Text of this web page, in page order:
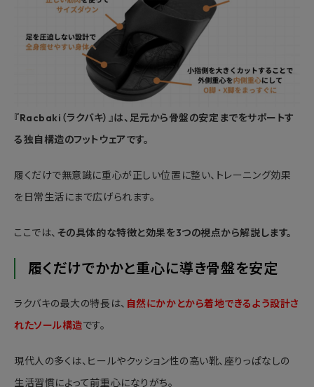
『Racbaki（ラクバキ）』は、足元から骨盤の安定までをサポートす
る独自構造のフットウェアです。
履くだけで無意識に重心が正しい位置に整い、トレーニング効果
を日常生活にまで広げられます。
ここでは、 その具体的な特徴と効果を3つの視点から解説します。
履くだけでかかと重心に導き骨盤を安定
ラクバキの最大の特長は、 自然にかかとから着地できるよう設計さ
れたソール構造です。
現代人の多くは、ヒールやクッション性の高い靴、座りっぱなしの
生活習慣によって前重心になりがち。